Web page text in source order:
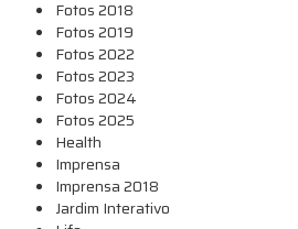
Fotos 2018
Fotos 2019
Fotos 2022
Fotos 2023
Fotos 2024
Fotos 2025
Health
Imprensa
Imprensa 2018
Jardim Interativo